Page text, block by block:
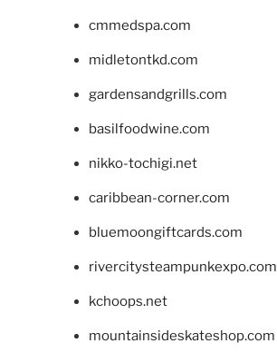
cmmedspa.com
midletontkd.com
gardensandgrills.com
basilfoodwine.com
nikko-tochigi.net
caribbean-corner.com
bluemoongiftcards.com
rivercitysteampunkexpo.com
kchoops.net
mountainsideskateshop.com